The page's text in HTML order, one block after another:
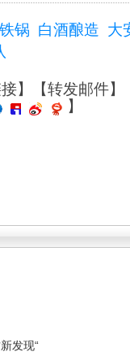
铁锅 白酒酿造 大
】【转发邮件】
】
发现“